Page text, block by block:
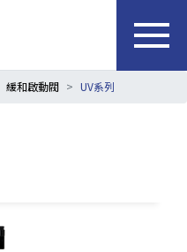
緩和啟動閥 UV系列